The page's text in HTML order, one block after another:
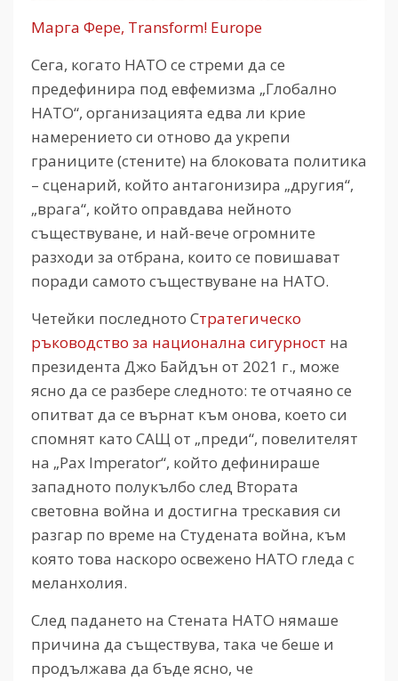
Марга Фере, Transform! Europe
Сега, когато НАТО се стреми да се
предефинира под евфемизма „Глобално
НАТО“, организацията едва ли крие
намерението си отново да укрепи
границите (стените) на блоковата политика
– сценарий, който антагонизира „другия“,
„врага“, който оправдава нейното
съществуване, и най-вече огромните
разходи за отбрана, които се повишават
поради самото съществуване на НАТО.
Четейки последното Стратегическо
ръководство за национална сигурност на
президента Джо Байдън от 2021 г., може
ясно да се разбере следното: те отчаяно се
опитват да се върнат към онова, което си
спомнят като САЩ от „преди“, повелителят
на „Pax Imperator“, който дефинираше
западното полукълбо след Втората
световна война и достигна трескавия си
разгар по време на Студената война, към
която това наскоро освежено НАТО гледа с
меланхолия.
След падането на Стената НАТО нямаше
причина да съществува, така че беше и
продължава да бъде ясно, че